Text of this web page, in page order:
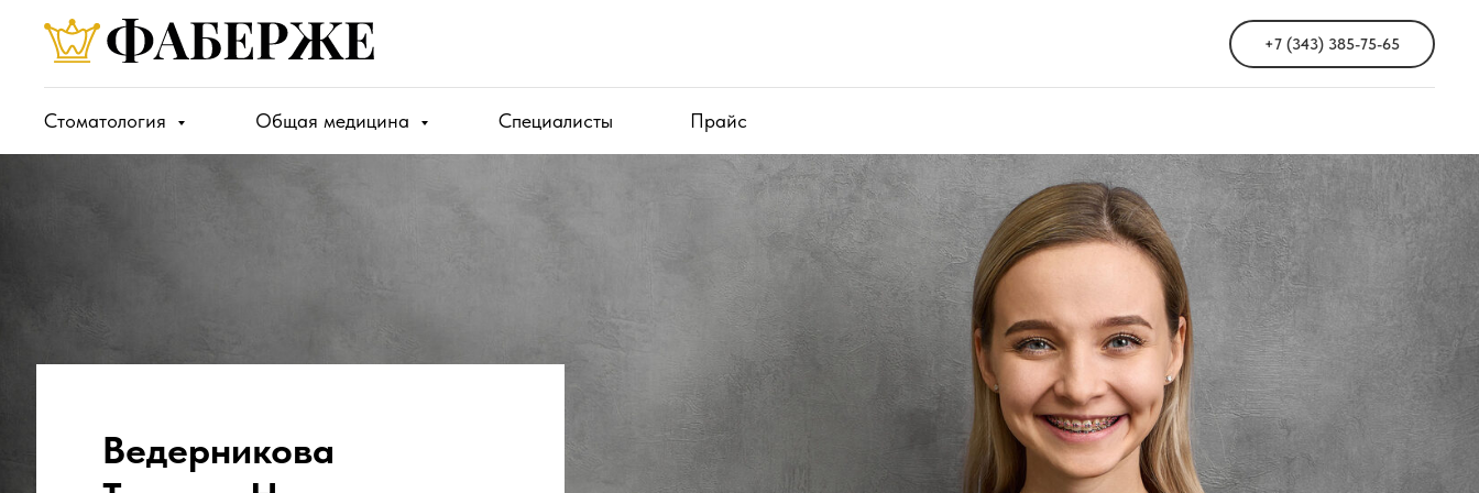
+7 (343) 385-75-65
Стоматология Общая медицина Специалисты Прайс
Ведерникова